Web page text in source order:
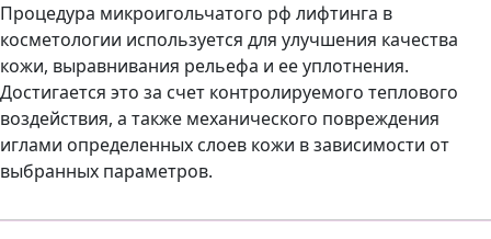
Процедура микроигольчатого рф лифтинга в
косметологии используется для улучшения качества
кожи, выравнивания рельефа и ее уплотнения.
Достигается это за счет контролируемого теплового
воздействия, а также механического повреждения
иглами определенных слоев кожи в зависимости от
выбранных параметров.